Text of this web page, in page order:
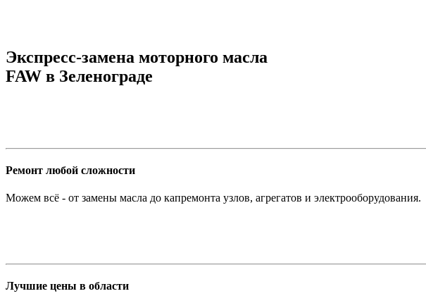
Экспресс-замена моторного масла
FAW в Зеленограде
Ремонт любой сложности
Можем всё - от замены масла до капремонта узлов, агрегатов и электрооборудования.
Лучшие цены в области